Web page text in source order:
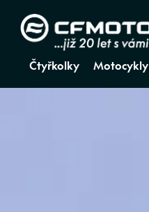
Čtyřkolky Motocykly